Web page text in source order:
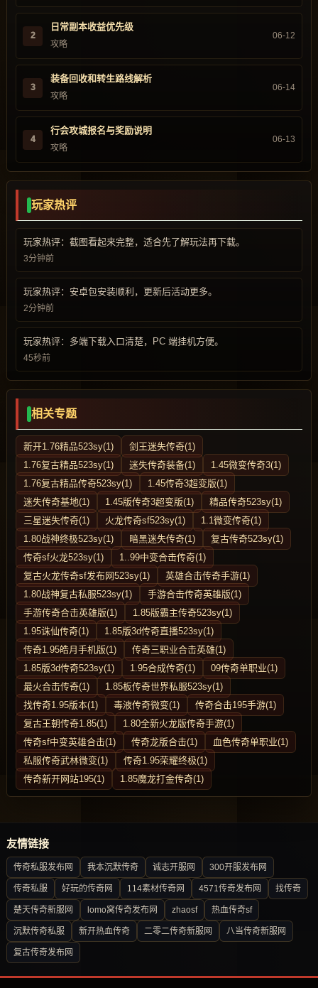
2
日常副本收益优先级
攻略
06-12
3
装备回收和转生路线解析
攻略
06-14
4
行会攻城报名与奖励说明
攻略
06-13
玩家热评
玩家热评：截图看起来完整，适合先了解玩法再下载。
3分钟前
玩家热评：安卓包安装顺利，更新后活动更多。
2分钟前
玩家热评：多端下载入口清楚，PC 端挂机方便。
45秒前
相关专题
新开1.76精品523sy(1)
剑王迷失传奇(1)
1.76复古精品523sy(1)
迷失传奇装备(1)
1.45微变传奇3(1)
1.76复古精品传奇523sy(1)
1.45传奇3超变版(1)
迷失传奇基地(1)
1.45版传奇3超变版(1)
精品传奇523sy(1)
三星迷失传奇(1)
火龙传奇sf523sy(1)
1.1微变传奇(1)
1.80战神终极523sy(1)
暗黑迷失传奇(1)
复古传奇523sy(1)
传奇sf火龙523sy(1)
1..99中变合击传奇(1)
复古火龙传奇sf发布网523sy(1)
英雄合击传奇手游(1)
1.80战神复古私服523sy(1)
手游合击传奇英雄版(1)
手游传奇合击英雄版(1)
1.85版霸主传奇523sy(1)
1.95诛仙传奇(1)
1.85版3d传奇直播523sy(1)
传奇1.95皓月手机版(1)
传奇三职业合击英雄(1)
1.85版3d传奇523sy(1)
1.95合成传奇(1)
09传奇单职业(1)
最火合击传奇(1)
1.85板传奇世界私服523sy(1)
找传奇1.95版本(1)
毒液传奇微变(1)
传奇合击195手游(1)
复古王朝传奇1.85(1)
1.80全新火龙版传奇手游(1)
传奇sf中变英雄合击(1)
传奇龙版合击(1)
血色传奇单职业(1)
私服传奇武林微变(1)
传奇1.95荣耀终极(1)
传奇新开网站195(1)
1.85魔龙打金传奇(1)
友情链接
传奇私服发布网 我本沉默传奇 诚志开服网 300开服发布网
传奇私服 好玩的传奇网 114素材传奇网 4571传奇发布网 找传奇
楚天传奇新服网 lomo窝传奇发布网 zhaosf 热血传奇sf
沉默传奇私服 新开热血传奇 二零二传奇新服网 八当传奇新服网
复古传奇发布网